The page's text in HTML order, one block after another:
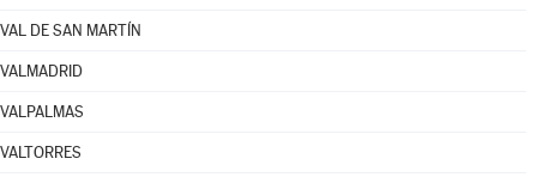
VAL DE SAN MARTÍN
VALMADRID
VALPALMAS
VALTORRES